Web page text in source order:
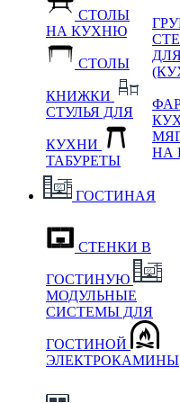
СТОЛЫ
НА КУХНЮ
СТОЛЫ
КНИЖКИ
СТУЛЬЯ ДЛЯ
КУХНИ
ТАБУРЕТЫ
НА
ГОСТИНАЯ
СТЕНКИ В
ГОСТИНУЮ
МОДУЛЬНЫЕ
СИСТЕМЫ ДЛЯ
ГОСТИНОЙ
ЭЛЕКТРОКАМИНЫ